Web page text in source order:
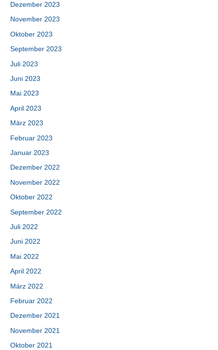
Dezember 2023
November 2023
Oktober 2023
September 2023
Juli 2023
Juni 2023
Mai 2023
April 2023
März 2023
Februar 2023
Januar 2023
Dezember 2022
November 2022
Oktober 2022
September 2022
Juli 2022
Juni 2022
Mai 2022
April 2022
März 2022
Februar 2022
Dezember 2021
November 2021
Oktober 2021